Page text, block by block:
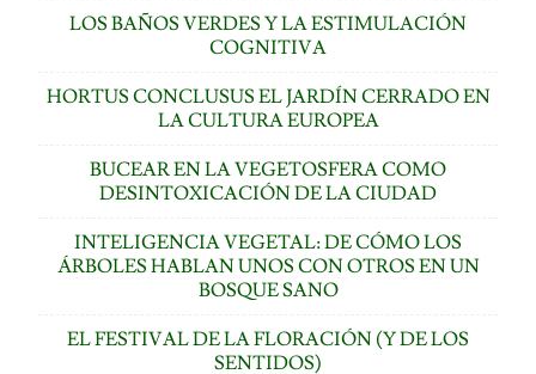
LOS BAÑOS VERDES Y LA ESTIMULACIÓN
COGNITIVA
HORTUS CONCLUSUS EL JARDÍN CERRADO EN
LA CULTURA EUROPEA
BUCEAR EN LA VEGETOSFERA COMO
DESINTOXICACIÓN DE LA CIUDAD
INTELIGENCIA VEGETAL: DE CÓMO LOS
ÁRBOLES HABLAN UNOS CON OTROS EN UN
BOSQUE SANO
EL FESTIVAL DE LA FLORACIÓN (Y DE LOS
SENTIDOS)